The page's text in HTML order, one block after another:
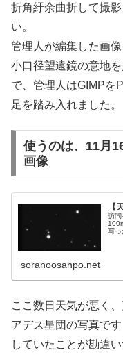
折角紆余曲折して撮
い。
管理人が編集した画
小口径望遠鏡の意地を
で、管理人はGIMPを
足を踏み入れました。
使うのは、11月
画像
【
訪問
写っ
soranoosanpo.net
ここ数日天気が悪く
アデス星団の写真で
していたことが勘違